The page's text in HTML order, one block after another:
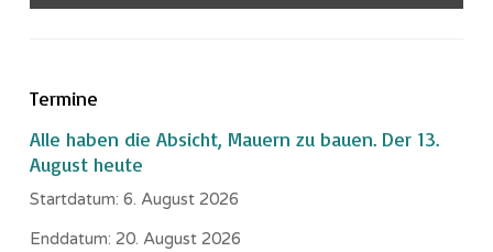
Termine
Alle haben die Absicht, Mauern zu bauen. Der 13.
August heute
Startdatum: 6. August 2026
Enddatum: 20. August 2026